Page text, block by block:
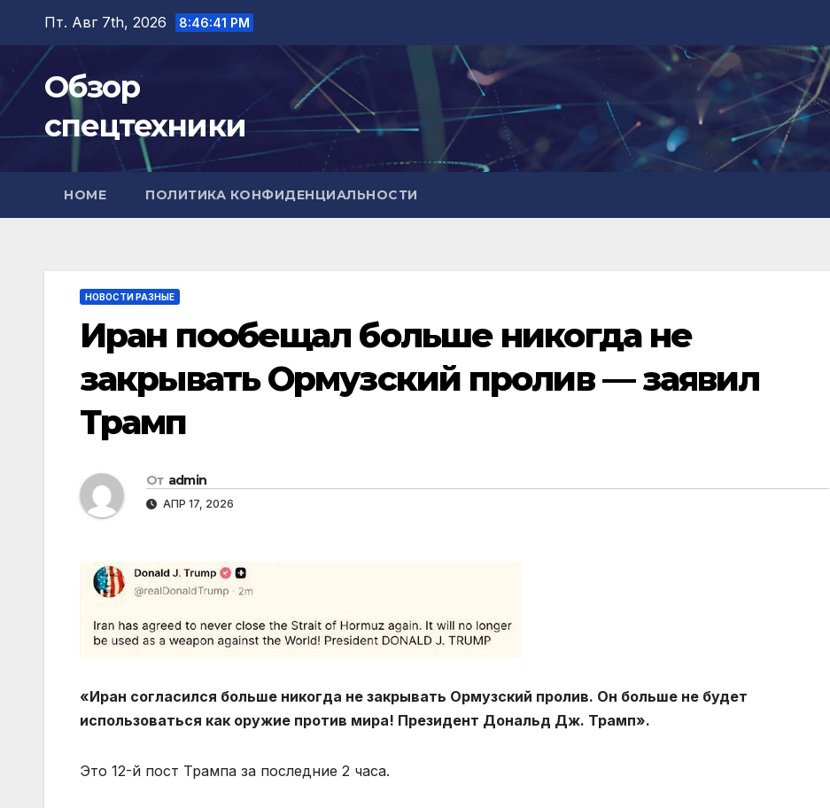
Перейти
содержимому
Пт. Авг 7th, 2026 8:46:42 PM
Обзор
спецтехники
HOME ПОЛИТИКА КОНФИДЕНЦИАЛЬНОСТИ
НОВОСТИ РАЗНЫЕ
Иран пообещал больше никогда не
закрывать Ормузский пролив — заявил
Трамп
От admin
АПР 17, 2026
«Иран согласился больше никогда не закрывать Ормузский пролив. Он больше не будет
использоваться как оружие против мира! Президент Дональд Дж. Трамп».
Это 12-й пост Трампа за последние 2 часа.